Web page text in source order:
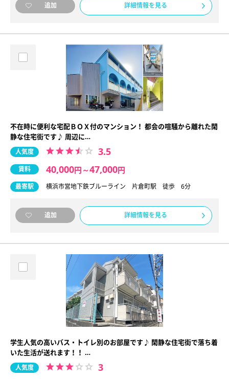
追加 詳細情報を見る
不在時に便利な宅配ＢＯＸ付のマンション！ 都会の喧騒から離れた閑
静な住宅街です♪ 周辺に…
人気度 3.5
賃料 40,000円 ～47,000円
最寄駅 横浜市営地下鉄ブルーライン 片倉町駅 徒歩 6分
追加 詳細情報を見る
学生人気の高いバス・トイレ別のお部屋です♪ 閑静な住宅街で落ち着
いた生活が送れます！！ …
人気度 3